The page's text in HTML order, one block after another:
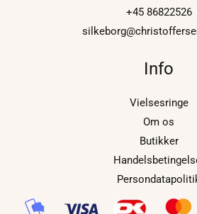
+45 86822526
Info
Vielsesringe
Om os
Butikker